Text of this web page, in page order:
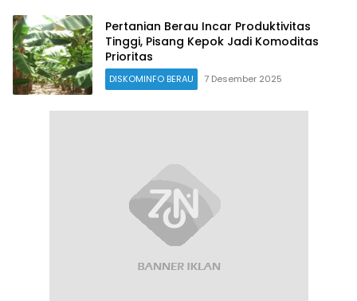
Pertanian Berau Incar Produktivitas
Tinggi, Pisang Kepok Jadi Komoditas
Prioritas
DISKOMINFO BERAU 7 Desember 2025